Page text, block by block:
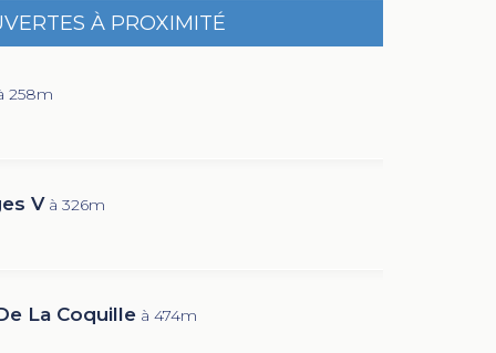
À PROXIMITÉ
258m
V à 326m
La Coquille à 474m